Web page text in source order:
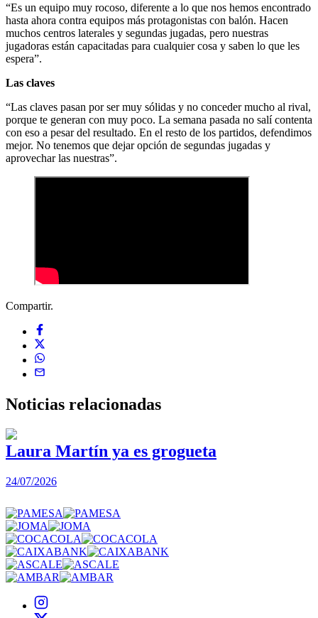
“Es un equipo muy rocoso, diferente a lo que nos hemos encontrado
hasta ahora contra equipos más protagonistas con balón. Hacen
muchos centros laterales y segundas jugadas, pero nuestras
jugadoras están capacitadas para cualquier cosa y saben lo que les
espera”.
Las claves
“Las claves pasan por ser muy sólidas y no conceder mucho al rival,
porque te generan con muy poco. La semana pasada no salí contenta
con eso a pesar del resultado. En el resto de los partidos, defendimos
mejor. No tenemos que dejar opción de segundas jugadas y
aprovechar las nuestras”.
Compartir.
Noticias relacionadas
Laura Martín ya es grogueta
24/07/2026